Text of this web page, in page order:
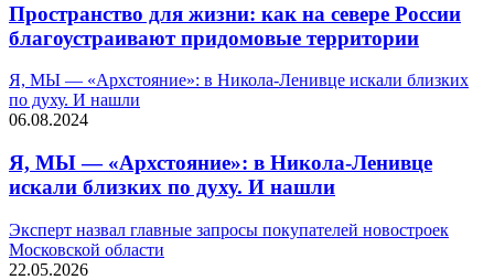
Пространство для жизни: как на севере России
благоустраивают придомовые территории
Я, МЫ — «Архстояние»: в Никола-Ленивце искали близких
по духу. И нашли
06.08.2024
Я, МЫ — «Архстояние»: в Никола-Ленивце
искали близких по духу. И нашли
Эксперт назвал главные запросы покупателей новостроек
Московской области
22.05.2026